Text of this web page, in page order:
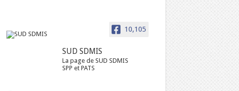
10,105
SUD SDMIS
La page de SUD SDMIS
SPP et PATS